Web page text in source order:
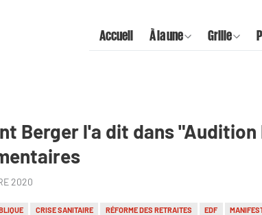
Accueil À la une Grille
Berger l'a dit dans
2020
CRISE SANITAIRE RÉFORME DES RETRAITES EDF